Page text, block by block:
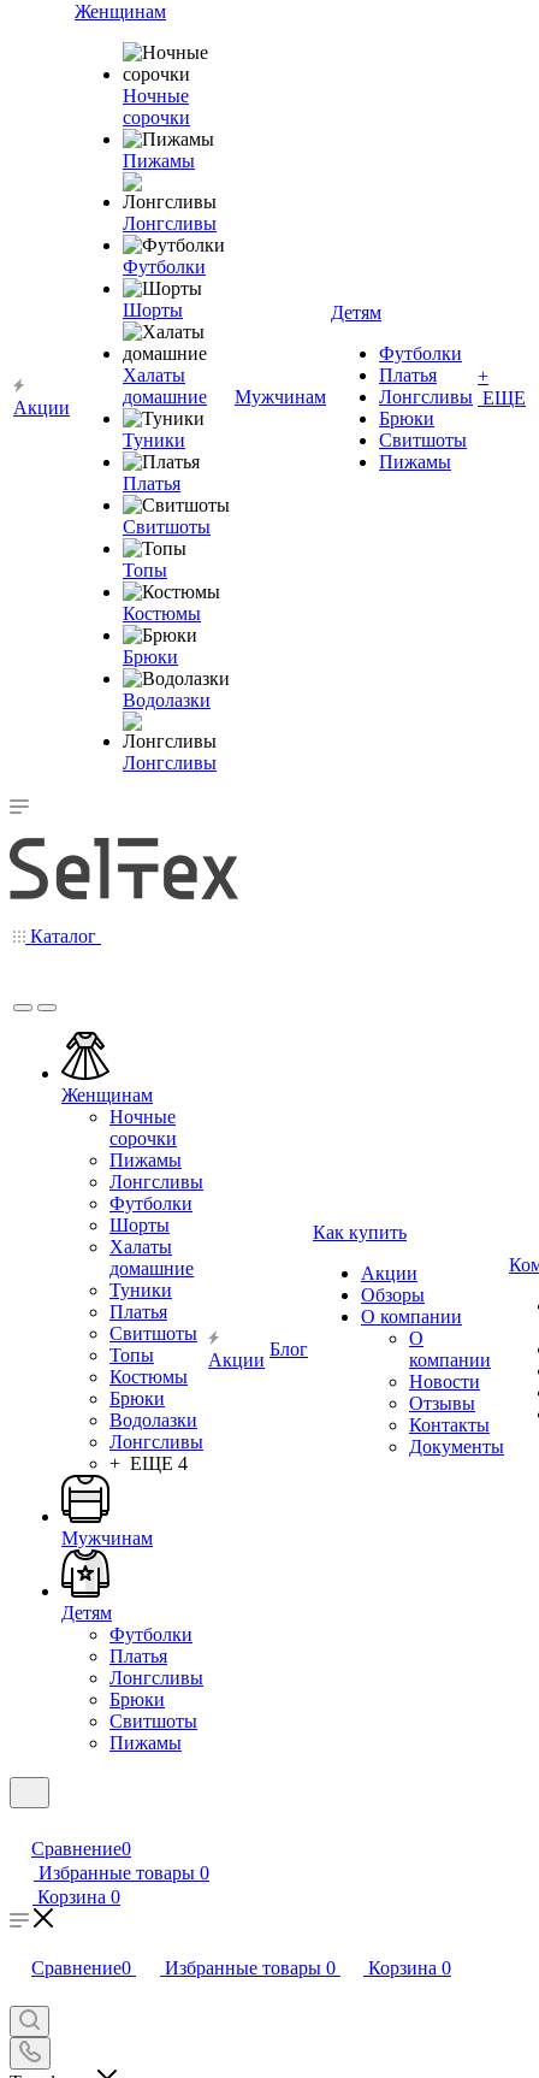
Акции
Женщинам
Ночные
сорочки
Пижамы
Лонгсливы
Футболки
Шорты
Халаты
домашние
Туники
Платья
Свитшоты
Топы
Костюмы
Брюки
Водолазки
Лонгсливы
Мужчинам
Детям
Футболки
Платья
Лонгсливы
Брюки
Свитшоты
Пижамы
+
ЕЩЕ
Каталог
Женщинам
Ночные
сорочки
Пижамы
Лонгсливы
Футболки
Шорты
Халаты
домашние
Туники
Платья
Свитшоты
Топы
Костюмы
Брюки
Водолазки
Лонгсливы
+ ЕЩЕ 4
Мужчинам
Детям
Футболки
Платья
Лонгсливы
Брюки
Свитшоты
Пижамы
Акции
Блог
Как купить
Акции
Обзоры
О компании
О
компании
Новости
Отзывы
Контакты
Документы
Сравнение0
Избранные товары 0
Корзина 0
Сравнение0 Избранные товары 0 Корзина 0